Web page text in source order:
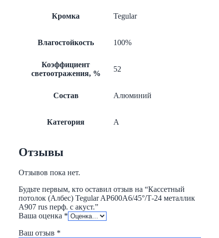
Кромка Tegular
Влагостойкость 100%
Коэффициент
светоотражения, %
52
Состав Алюминий
Категория A
Отзывы
Отзывов пока нет.
Будьте первым, кто оставил отзыв на “Кассетный
потолок (Албес) Tegular AP600A6/45°/Т-24 металлик
А907 rus перф. с акуст.”
Ваша оценка *
Ваш отзыв *